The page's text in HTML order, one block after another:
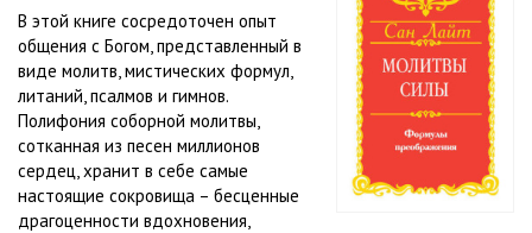
В этой книге сосредоточен опыт
общения с Богом, представленный в
виде молитв, мистических формул,
литаний, псалмов и гимнов.
Полифония соборной молитвы,
сотканная из песен миллионов
сердец, хранит в себе самые
настоящие сокровища – бесценные
драгоценности вдохновения,